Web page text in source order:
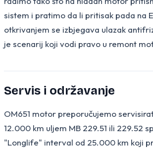
sistem i pratimo da li pritisak pada na
otkrivanjem se izbjegava ulazak
je scenarij koji vodi pravo u remont
Servis i održavanje
OM651 motor preporučujemo
12.000 km uljem MB 229.51 ili 229.52
"Longlife" interval od 25.000 km koji